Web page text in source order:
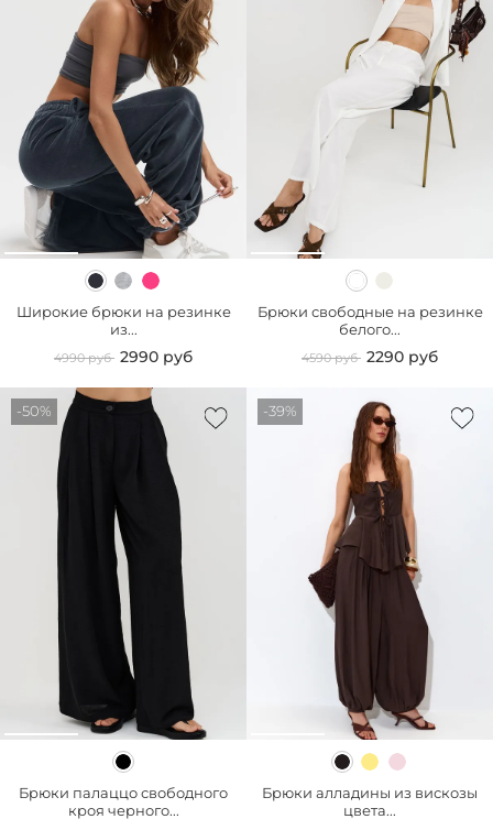
Широкие брюки на резинке
из...
4990 руб 2990 руб
Брюки свободные на резинке
белого...
4590 руб 2290 руб
-50%
Брюки палаццо свободного
кроя черного...
-39%
Брюки алладины из вискозы
цвета...